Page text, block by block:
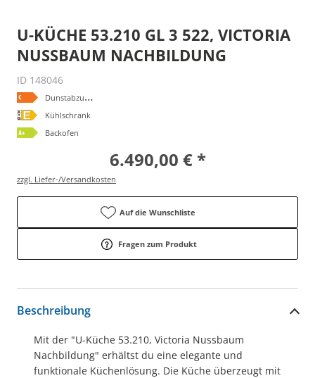
U-KÜCHE 53.210 GL 3 522, VICTORIA
NUSSBAUM NACHBILDUNG
ID 148046
D
unstabzugshaube
Kühlschrank
Backofen
6.490,00 € *
zzgl. Liefer-/Versandkosten
Auf die Wunschliste
Fragen zum Produkt
Beschreibung
Mit der "U-Küche 53.210, Victoria Nussbaum
Nachbildung" erhältst du eine elegante und
funktionale Küchenlösung. Die Küche überzeugt mit